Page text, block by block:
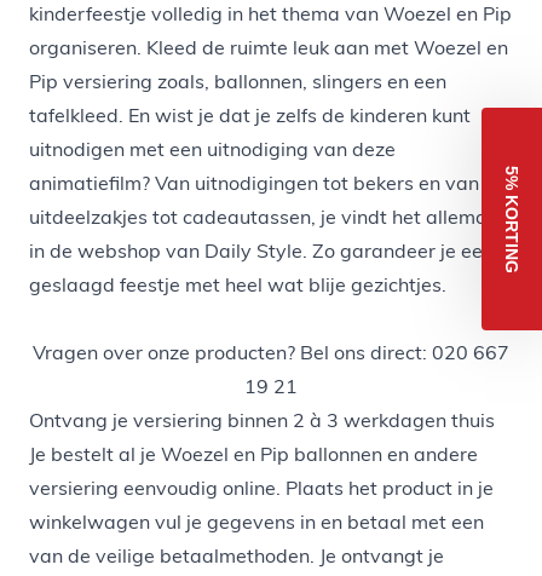
kinderfeestje volledig in het thema van Woezel en Pip
organiseren. Kleed de ruimte leuk aan met Woezel en
Pip versiering zoals, ballonnen, slingers en een
tafelkleed. En wist je dat je zelfs de kinderen kunt
uitnodigen met een uitnodiging van deze
animatiefilm? Van uitnodigingen tot bekers en van
uitdeelzakjes tot cadeautassen, je vindt het allemaal
in de webshop van Daily Style. Zo garandeer je een
geslaagd feestje met heel wat blije gezichtjes.
Vragen over onze producten? Bel ons direct: 020 667
19 21
Ontvang je versiering binnen 2 à 3 werkdagen thuis
Je bestelt al je Woezel en Pip ballonnen en andere
versiering eenvoudig online. Plaats het product in je
winkelwagen vul je gegevens in en betaal met een
van de veilige betaalmethoden. Je ontvangt je
5% KORTING